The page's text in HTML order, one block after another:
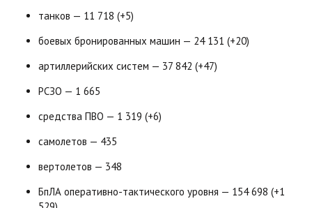
танков — 11 718 (+5)
боевых бронированных машин — 24 131 (+20)
артиллерийских систем — 37 842 (+47)
РСЗО — 1 665
средства ПВО — 1 319 (+6)
самолетов — 435
вертолетов — 348
БпЛА оперативно-тактического уровня — 154 698 (+1